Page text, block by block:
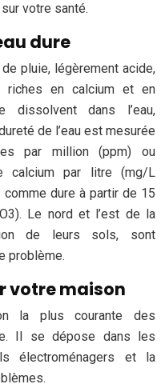
votre santé.
dure
de pluie, légèrement acide,
riches en calcium et en
dissolvent dans l’eau,
de l’eau est mesurée
par million (ppm) ou
calcium par litre (mg/L
comme dure à partir de 15
Le nord et l’est de la
de leurs sols, sont
problème.
votre maison
la plus courante des
Il se dépose dans les
électroménagers et la